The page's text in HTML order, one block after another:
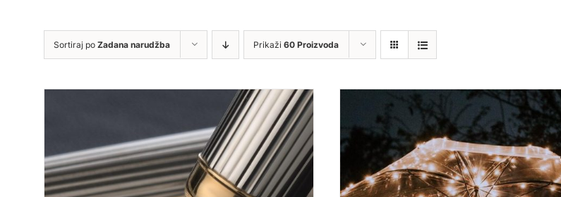
Sortiraj po Zadana narudžba Prikaži 60 Proizvoda